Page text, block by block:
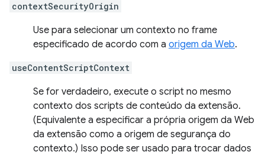
contextSecurityOrigin
Use para selecionar um contexto no frame
especificado de acordo com a origem da Web.
useContentScriptContext
Se for verdadeiro, execute o script no mesmo
contexto dos scripts de conteúdo da extensão.
(Equivalente a especificar a própria origem da Web
da extensão como a origem de segurança do
contexto.) Isso pode ser usado para trocar dados